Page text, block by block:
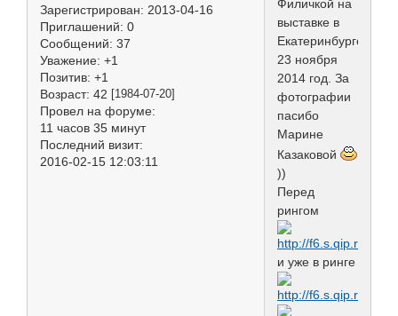
Зарегистрирован: 2013-04-16
Приглашений: 0
Сообщений: 37
Уважение: +1
Позитив: +1
Возраст: 42 [1984-07-20]
Провел на форуме:
11 часов 35 минут
Последний визит:
2016-02-15 12:03:11
Филичкой на
выставке в
Екатеринбурге!
23 ноября
2014 год. За
фотографии
пасибо
Марине
Казаковой
))
Перед
рингом
и уже в ринге